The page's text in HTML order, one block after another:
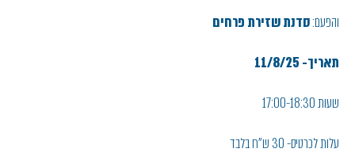
והפעם:סדנת שזירת פרחים
תאריך- 11/8/25
שעות 17:00-18:30
עלות לכרטיס- 30 ש"ח בלבד